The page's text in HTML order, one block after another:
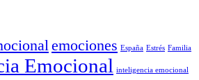
emociones España Estrés Familia
Emocional inteligencia emocional